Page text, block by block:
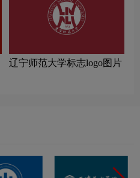
辽宁师范大学标志logo图片